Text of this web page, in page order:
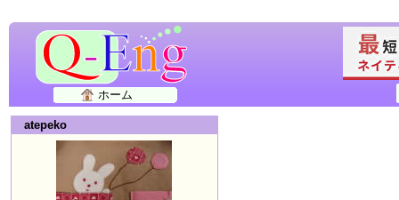
ホーム
atepeko